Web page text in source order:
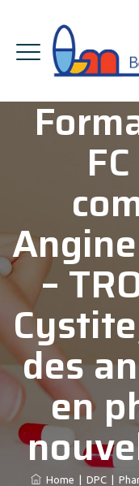
–
des
en
Home DPC|